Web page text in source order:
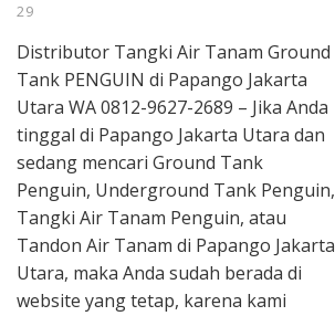
29
Distributor Tangki Air Tanam Ground
Tank PENGUIN di Papango Jakarta
Utara WA 0812-9627-2689 – Jika Anda
tinggal di Papango Jakarta Utara dan
sedang mencari Ground Tank
Penguin, Underground Tank Penguin,
Tangki Air Tanam Penguin, atau
Tandon Air Tanam di Papango Jakarta
Utara, maka Anda sudah berada di
website yang tetap, karena kami